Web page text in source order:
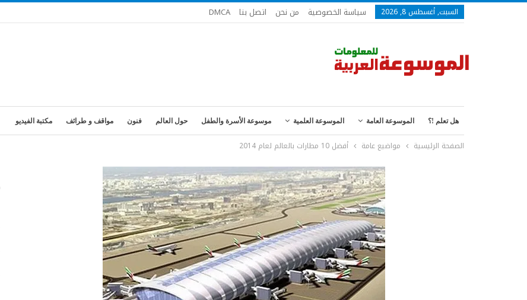
السبت, أغسطس 8, 2026 سياسة الخصوصية من نحن اتصل بنا DMCA
هل تعلم !؟ الموسوعة العامة الموسوعة العلمية موسوعة الأسرة والطفل حول العالم فنون مواقف و طرائف مكتبة الفيديو
الصفحة الرئيسية مواضيع عامة أفضل 10 مطارات بالعالم لعام 2014